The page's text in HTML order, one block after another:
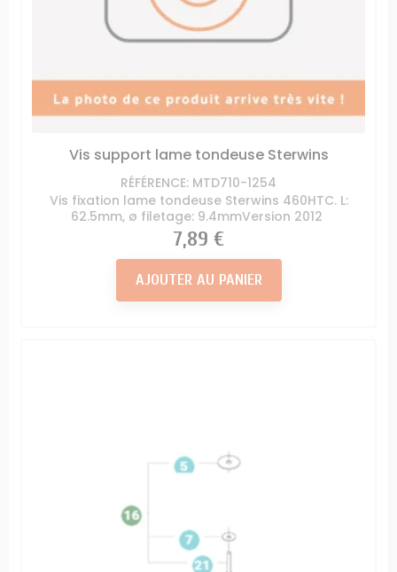
Vis support lame tondeuse Sterwins
RÉFÉRENCE: MTD710-1254
Vis fixation lame tondeuse Sterwins 460HTC. L:
62.5mm, ø filetage: 9.4mmVersion 2012
Prix
7,89 €
AJOUTER AU PANIER